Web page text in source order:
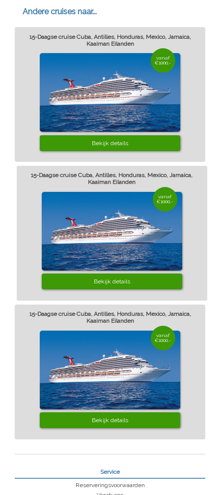
Andere cruises naar...
15-Daagse cruise Cuba, Antilles, Honduras, Mexico, Jamaica,
Kaaiman Eilanden
vanaf
€1000,-
Bekijk details
15-Daagse cruise Cuba, Antilles, Honduras, Mexico, Jamaica,
Kaaiman Eilanden
vanaf
€1000,-
Bekijk details
15-Daagse cruise Cuba, Antilles, Honduras, Mexico, Jamaica,
Kaaiman Eilanden
vanaf
€1000,-
Bekijk details
Service
Reserveringsvoorwaarden